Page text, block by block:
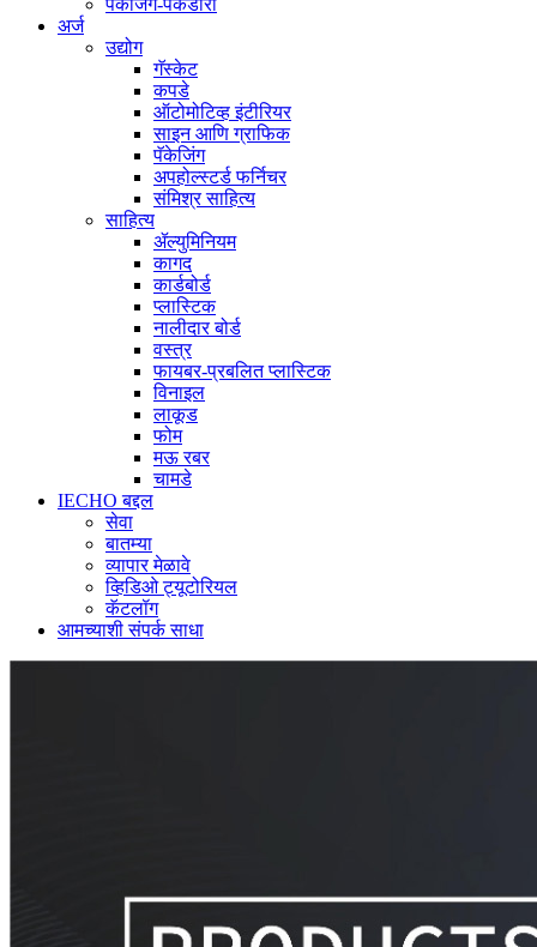
पॅकेजिंग-पॅकडोरा
अर्ज
उद्योग
गॅस्केट
कपडे
ऑटोमोटिव्ह इंटीरियर
साइन आणि ग्राफिक
पॅकेजिंग
अपहोल्स्टर्ड फर्निचर
संमिश्र साहित्य
साहित्य
ॲल्युमिनियम
कागद
कार्डबोर्ड
प्लास्टिक
नालीदार बोर्ड
वस्त्र
फायबर-प्रबलित प्लास्टिक
विनाइल
लाकूड
फोम
मऊ रबर
चामडे
IECHO बद्दल
सेवा
बातम्या
व्यापार मेळावे
व्हिडिओ ट्यूटोरियल
कॅटलॉग
आमच्याशी संपर्क साधा